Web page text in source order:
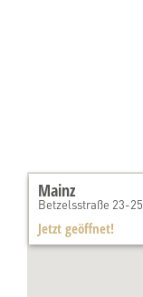
Mainz
Betzelsstraße 23-25
Jetzt geöffnet!